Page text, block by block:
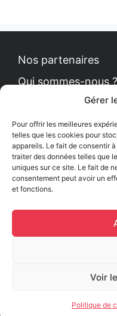
Gérer
Pour offrir les meilleures
telles que les cookies pour
appareils. Le fait de consentir
traiter des données telles que
uniques sur ce site. Le fait de
consentement peut avoir un
et fonctions.
Voir
Politique de
Nos partenaires
Qui sommes-nous ?
Politique de
Le Petit News
Comment se